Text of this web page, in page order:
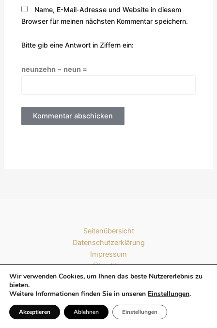
Name, E-Mail-Adresse und Website in diesem
Browser für meinen nächsten Kommentar speichern.
Bitte gib eine Antwort in Ziffern ein:
neunzehn − neun =
Seitenübersicht
Datenschutzerklärung
Impressum
Über Uns
Kontakt
Wir verwenden Cookies, um Ihnen das beste Nutzererlebnis zu
bieten.
Weitere Informationen finden Sie in unseren Einstellungen.
Akzeptieren Ablehnen Einstellungen